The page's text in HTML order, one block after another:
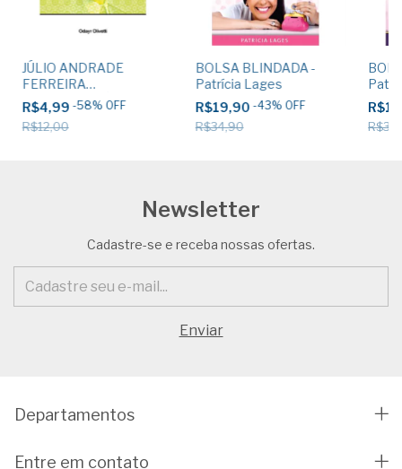
JÚLIO ANDRADE
FERREIRA
"CALEIDOSCÓPIO DE
UMA VIDA" - Odayr
Olivetti
R$4,99 -58% OFF
R$12,00
BOLSA BLINDADA -
Patrícia Lages
R$19,90 -43% OFF
R$34,90
Newsletter
Cadastre-se e receba nossas ofertas.
Departamentos
Entre em contato